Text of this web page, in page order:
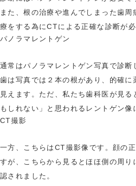
また、根の治療や進んでしまった歯
療をする為にCTによる正確な診断が必
パノラマレントゲン
通常はパノラマレントゲン写真で診断
歯は写真では２本の根があり、的確に
見えます。ただ、私たち歯科医が見
もしれない」と思われるレントゲン像
CT撮影
一方、こちらはCT撮影像です。顔の
すが、こちらから見るとほほ側の周り
認されました。